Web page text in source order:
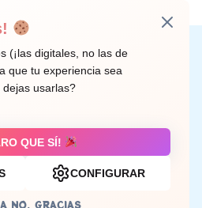
electrónico
de la Fuente, 8 València
legal
(¡las digitales, no las de
que tu experiencia sea
usarlas?
QUE SÍ!
CONFIGURAR
NO, GRACIAS